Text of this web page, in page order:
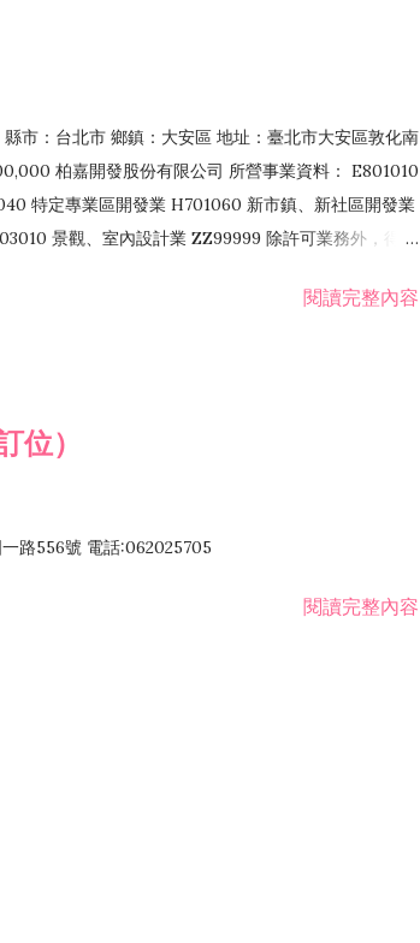
市：台北市 鄉鎮：大安區 地址：臺北市大安區敦化南
柏嘉開發股份有限公司 所營事業資料： E801010
特定專業區開發業 H701060 新市鎮、新社區開發業
景觀、室內設計業 ZZ99999 除許可業務外，得經
閱讀完整內容
位）
路556號 電話:062025705
閱讀完整內容